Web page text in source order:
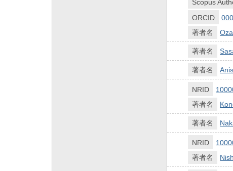
Scopus
ORCID
著者名
著者名
著者名
NRID
著者名
著者名
NRID
著者名